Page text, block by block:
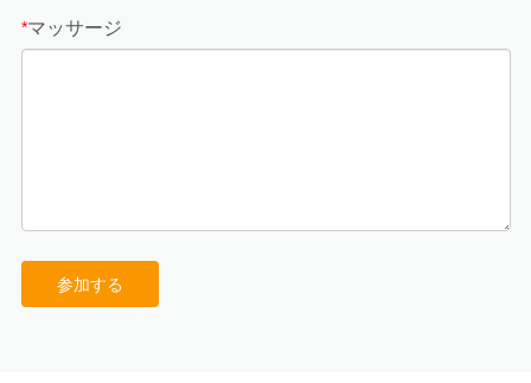
*マッサージ
参加する